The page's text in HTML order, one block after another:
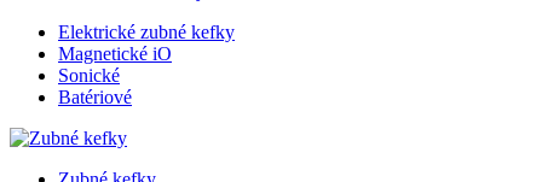
Elektrické zubné kefky
Magnetické iO
Sonické
Batériové